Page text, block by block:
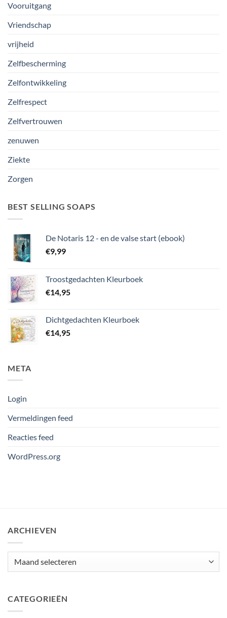
Vooruitgang
Vriendschap
vrijheid
Zelfbescherming
Zelfontwikkeling
Zelfrespect
Zelfvertrouwen
zenuwen
Ziekte
Zorgen
BEST SELLING SOAPS
De Notaris 12 - en de valse start (ebook)
€9,99
Troostgedachten Kleurboek
€14,95
Dichtgedachten Kleurboek
€14,95
META
Login
Vermeldingen feed
Reacties feed
WordPress.org
ARCHIEVEN
CATEGORIEËN